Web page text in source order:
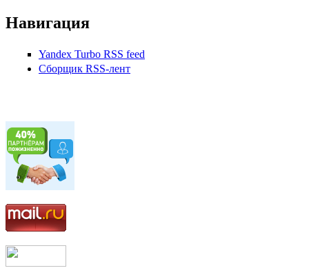
Навигация
Yandex Turbo RSS feed
Сборщик RSS-лент